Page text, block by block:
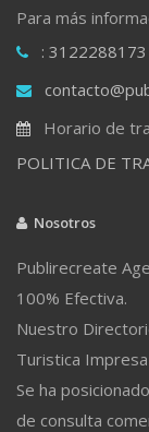
Para más
: 3122288173
Horario de
POLITICA DE
Nosotros
Publirecreate
100% Efectiva.
Nuestro
Turistica
Se ha
de consulta